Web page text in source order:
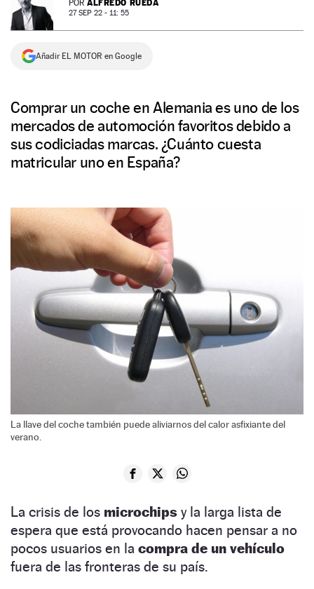
NEWSLETTER
SÍGUENOS
POR ALFREDO RUEDA
27 SEP 22 - 11: 55
Añadir EL MOTOR en Google
Comprar un coche en Alemania es uno de los
mercados de automoción favoritos debido a
sus codiciadas marcas. ¿Cuánto cuesta
matricular uno en España?
La llave del coche también puede aliviarnos del calor asfixiante del
verano.
La crisis de los microchips y la larga lista de
espera que está provocando hacen pensar a no
pocos usuarios en la compra de un vehículo
fuera de las fronteras de su país.